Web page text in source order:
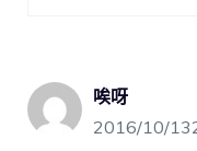
唉呀
2016/10/